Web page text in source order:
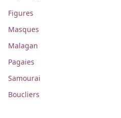
Figures
Masques
Malagan
Pagaies
Samourai
Boucliers